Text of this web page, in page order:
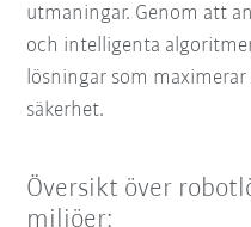
utmaningar. Genom att
och intelligenta
lösningar som
säkerhet.
Översikt över
miljöer: